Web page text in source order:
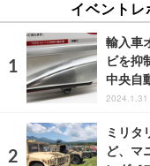
イベントレ
輸入車
ビを抑
中央自
2024.1.31
ミリタ
ど、マ